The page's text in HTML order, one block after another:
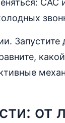
CAC
Запустите
от